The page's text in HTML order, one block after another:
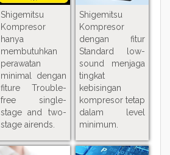
Shigemitsu
Kompresor
hanya
membutuhkan
perawatan
minimal dengan
fiture Trouble-
free single-
stage and two-
stage airends.
Shigemitsu
Kompresor
dengan fitur
Standard low-
sound menjaga
tingkat
kebisingan
kompresor tetap
dalam level
minimum.